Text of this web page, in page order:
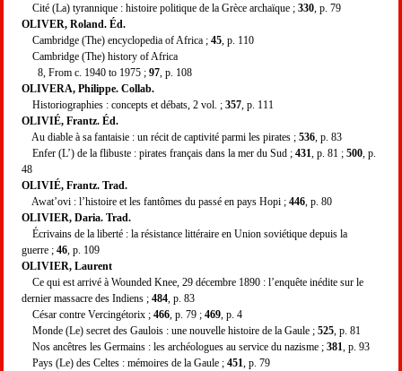
Cité (La) tyrannique : histoire politique de la Grèce archaïque ; 330 , p. 79
OLIVER, Roland. Éd.
Cambridge (The) encyclopedia of Africa ; 45 , p. 110
Cambridge (The) history of Africa
8, From c. 1940 to 1975 ; 97 , p. 108
OLIVERA, Philippe. Collab.
Historiographies : concepts et débats, 2 vol. ; 357 , p. 111
OLIVIÉ, Frantz. Éd.
Au diable à sa fantaisie : un récit de captivité parmi les pirates ; 536 , p. 83
Enfer (L’) de la flibuste : pirates français dans la mer du Sud ; 431 , p. 81 ; 500 , p.
48
OLIVIÉ, Frantz. Trad.
Awat’ovi : l’histoire et les fantômes du passé en pays Hopi ; 446 , p. 80
OLIVIER, Daria. Trad.
Écrivains de la liberté : la résistance littéraire en Union soviétique depuis la
guerre ; 46 , p. 109
OLIVIER, Laurent
Ce qui est arrivé à Wounded Knee, 29 décembre 1890 : l’enquête inédite sur le
dernier massacre des Indiens ; 484 , p. 83
César contre Vercingétorix ; 466 , p. 79 ; 469 , p. 4
Monde (Le) secret des Gaulois : une nouvelle histoire de la Gaule ; 525 , p. 81
Nos ancêtres les Germains : les archéologues au service du nazisme ; 381 , p. 93
Pays (Le) des Celtes : mémoires de la Gaule ; 451 , p. 79